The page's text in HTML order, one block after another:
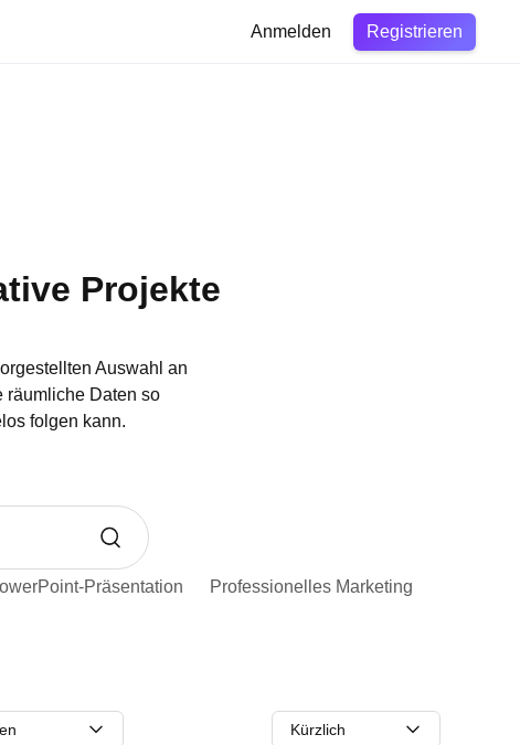
Anmelden Registrieren
Projekte
Auswahl an
räumliche Daten so
folgen kann.
Präsentation
Professionelles Marketing
Kürzlich